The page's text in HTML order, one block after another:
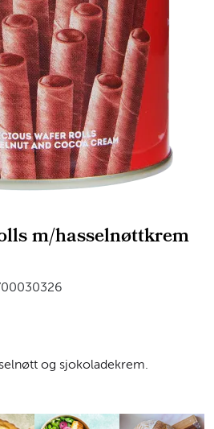
m/hasselnøttkrem
og sjokoladekrem.